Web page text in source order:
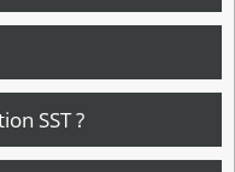
SST ?